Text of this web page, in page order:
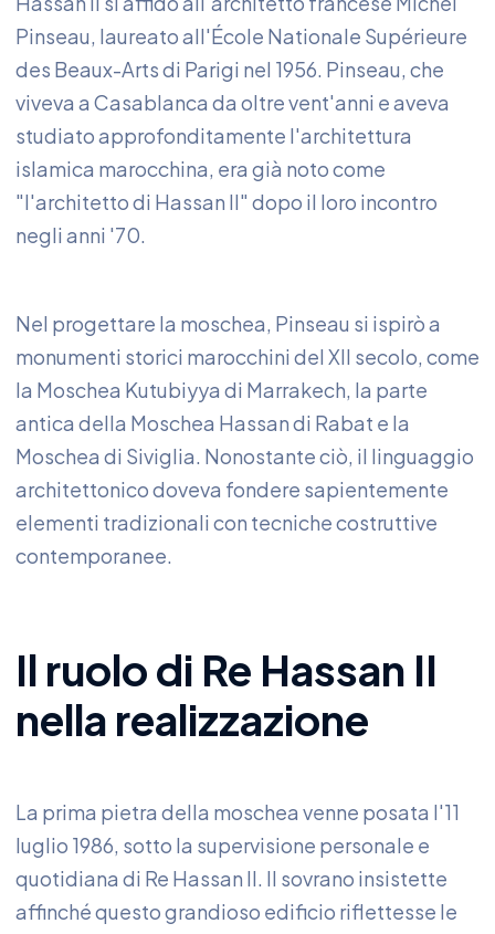
Pinseau, laureato all'École Nationale Supérieure
des Beaux-Arts di Parigi nel 1956. Pinseau, che
viveva a Casablanca da oltre vent'anni e aveva
studiato approfonditamente l'architettura
islamica marocchina, era già noto come
"l'architetto di Hassan II" dopo il loro incontro
negli anni '70.
Nel progettare la moschea, Pinseau si ispirò a
monumenti storici marocchini del XII secolo, come
la Moschea Kutubiyya di Marrakech, la parte
antica della Moschea Hassan di Rabat e la
Moschea di Siviglia. Nonostante ciò, il linguaggio
architettonico doveva fondere sapientemente
elementi tradizionali con tecniche costruttive
contemporanee.
Il ruolo di Re Hassan II
nella realizzazione
La prima pietra della moschea venne posata l'11
luglio 1986, sotto la supervisione personale e
quotidiana di Re Hassan II. Il sovrano insistette
affinché questo grandioso edificio riflettesse le